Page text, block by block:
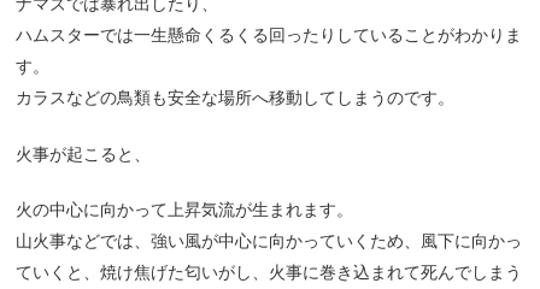
ナマズでは暴れ出したり、
ハムスターでは一生懸命くるくる回ったりしていることがわかりま
す。
カラスなどの鳥類も安全な場所へ移動してしまうのです。
火事が起こると、
火の中心に向かって上昇気流が生まれます。
山火事などでは、強い風が中心に向かっていくため、風下に向かっ
ていくと、焼け焦げた匂いがし、火事に巻き込まれて死んでしまう